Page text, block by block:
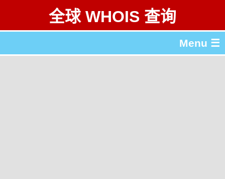
全球 WHOIS 查询
Menu ☰